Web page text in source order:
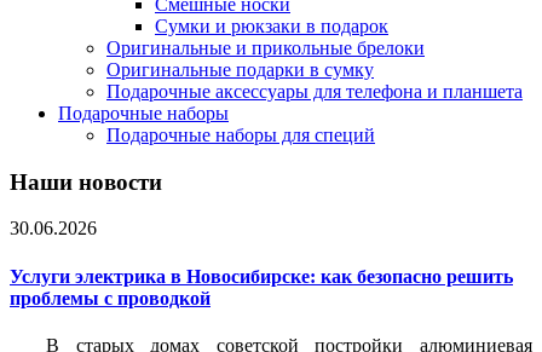
Смешные носки
Сумки и рюкзаки в подарок
Оригинальные и прикольные брелоки
Оригинальные подарки в сумку
Подарочные аксессуары для телефона и планшета
Подарочные наборы
Подарочные наборы для специй
Наши новости
30.06.2026
Услуги электрика в Новосибирске: как безопасно решить
проблемы с проводкой
В старых домах советской постройки алюминиевая